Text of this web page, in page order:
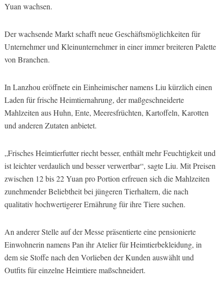
Yuan wachsen.
Der wachsende Markt schafft neue Geschäftsmöglichkeiten für
Unternehmer und Kleinunternehmer in einer immer breiteren Palette
von Branchen.
In Lanzhou eröffnete ein Einheimischer namens Liu kürzlich einen
Laden für frische Heimtiernahrung, der maßgeschneiderte
Mahlzeiten aus Huhn, Ente, Meeresfrüchten, Kartoffeln, Karotten
und anderen Zutaten anbietet.
„Frisches Heimtierfutter riecht besser, enthält mehr Feuchtigkeit und
ist leichter verdaulich und besser verwertbar“, sagte Liu. Mit Preisen
zwischen 12 bis 22 Yuan pro Portion erfreuen sich die Mahlzeiten
zunehmender Beliebtheit bei jüngeren Tierhaltern, die nach
qualitativ hochwertigerer Ernährung für ihre Tiere suchen.
An anderer Stelle auf der Messe präsentierte eine pensionierte
Einwohnerin namens Pan ihr Atelier für Heimtierbekleidung, in
dem sie Stoffe nach den Vorlieben der Kunden auswählt und
Outfits für einzelne Heimtiere maßschneidert.